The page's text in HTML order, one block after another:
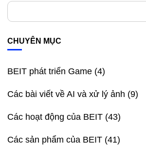
CHUYÊN MỤC
BEIT phát triển Game (4)
Các bài viết về AI và xử lý ảnh (9)
Các hoạt động của BEIT (43)
Các sản phẩm của BEIT (41)